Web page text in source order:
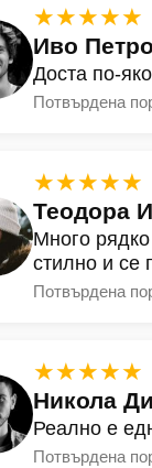
★★★★★
Иво
Доста по-
Потвърдена
★★★★★
Теодора
Много
стилно и се
Потвърдена
★★★★★
Никола
Реално е
Потвърдена